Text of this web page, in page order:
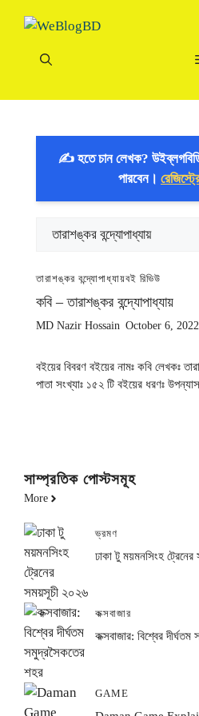
✍️ হতে চান লেখক?
পারবেন।
Categories
তারাশঙ্কর বন্দ্যোপাধ্যায়বই রিভিউ
কবি – তারাশঙ্কর বন্দ্যোপাধ্যায়
MD Nazir Hossain October 6, 2022
বইয়ের বিবরণ বইয়ের নামঃ কবি লেখকঃ
পাতা সংখ্যাঃ ১৫২ টি বইয়ের ধরণঃ
সাম্প্রতিক পোস্টসমূহ
More
ভ্রমণ
ঢাকা টু ময়মনসিংহ
কক্সবাজার
কক্সবাজার: বিশ্বের
GAME